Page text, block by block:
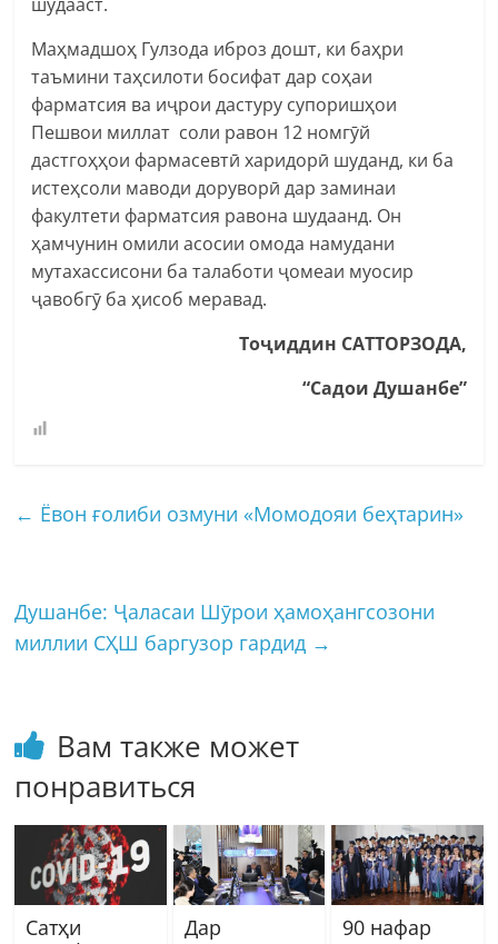
Маҳмадшоҳ Гулзода иброз дошт, ки баҳри
таъмини таҳсилоти босифат дар соҳаи
фарматсия ва иҷрои дастуру супоришҳои
Пешвои миллат соли равон 12 номгӯй
дастгоҳҳои фармасевтӣ харидорӣ шуданд, ки ба
истеҳсоли маводи доруворӣ дар заминаи
факултети фарматсия равона шудаанд. Он
ҳамчунин омили асосии омода намудани
мутахассисони ба талаботи ҷомеаи муосир
ҷавобгӯ ба ҳисоб меравад.
Тоҷиддин САТТОРЗОДА,
“Садои Душанбе”
← Ёвон ғолиби озмуни «Момодояи беҳтарин»
Душанбе: Ҷаласаи Шӯрои ҳамоҳангсозони
миллии СҲШ баргузор гардид →
Вам также может
понравиться
Сатҳи
Дар
90 нафар